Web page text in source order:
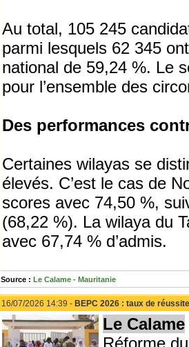
Au total, 105 245
parmi lesquels 62 345
national de 59,24 %. Le
pour l’ensemble des
Des performances
Certaines wilayas se
élevés. C’est le cas de
scores avec 74,50 %,
(68,22 %). La wilaya du
avec 67,74 % d’admis.
Source : Le Calame - Mauritanie
16/07/2026 14:39 - BEPC 2026 : taux de
Le Calame
Réforme